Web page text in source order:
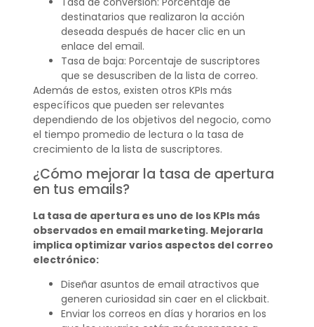
destinatarios que realizaron la acción
deseada después de hacer clic en un
enlace del email.
Tasa de baja: Porcentaje de suscriptores
que se desuscriben de la lista de correo.
Además de estos, existen otros KPIs más
específicos que pueden ser relevantes
dependiendo de los objetivos del negocio, como
el tiempo promedio de lectura o la tasa de
crecimiento de la lista de suscriptores.
¿Cómo mejorar la tasa de apertura
en tus emails?
La tasa de apertura es uno de los KPIs más
observados en email marketing. Mejorarla
implica optimizar varios aspectos del correo
electrónico:
Diseñar asuntos de email atractivos que
generen curiosidad sin caer en el clickbait.
Enviar los correos en días y horarios en los